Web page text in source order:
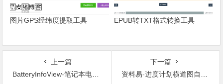
图片GPS经纬度提取工具 EPUB转TXT格式转换工具
上一篇
BatteryInfoView-笔记本电脑电池健康监测神器
下一篇
资料易-进度计划横道图自动生成软件